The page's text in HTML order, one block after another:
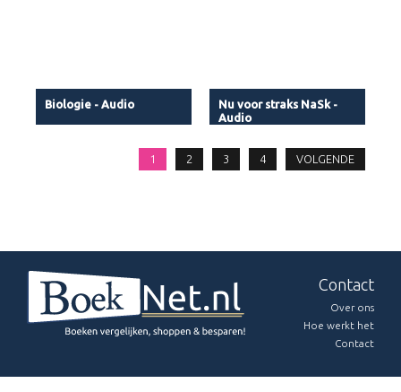
Biologie - Audio
Nu voor straks NaSk -
Audio
1 2 3 4 VOLGENDE
Contact
Over ons
Hoe werkt het
Contact